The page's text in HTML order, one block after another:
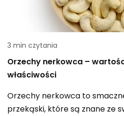
3 min czytania
Orzechy nerkowca –
właściwości
Orzechy nerkowca to
przekąski, które są znane ze